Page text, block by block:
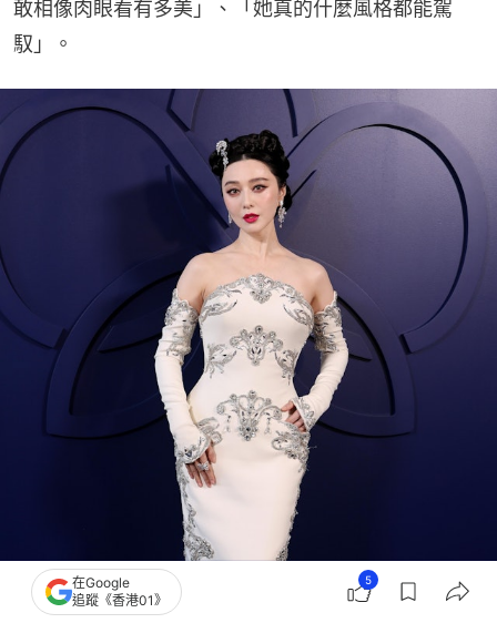
敢相像肉眼看有多美」、「她真的什麼風格都能駕
馭」。
在Google
追蹤《香港01》
5